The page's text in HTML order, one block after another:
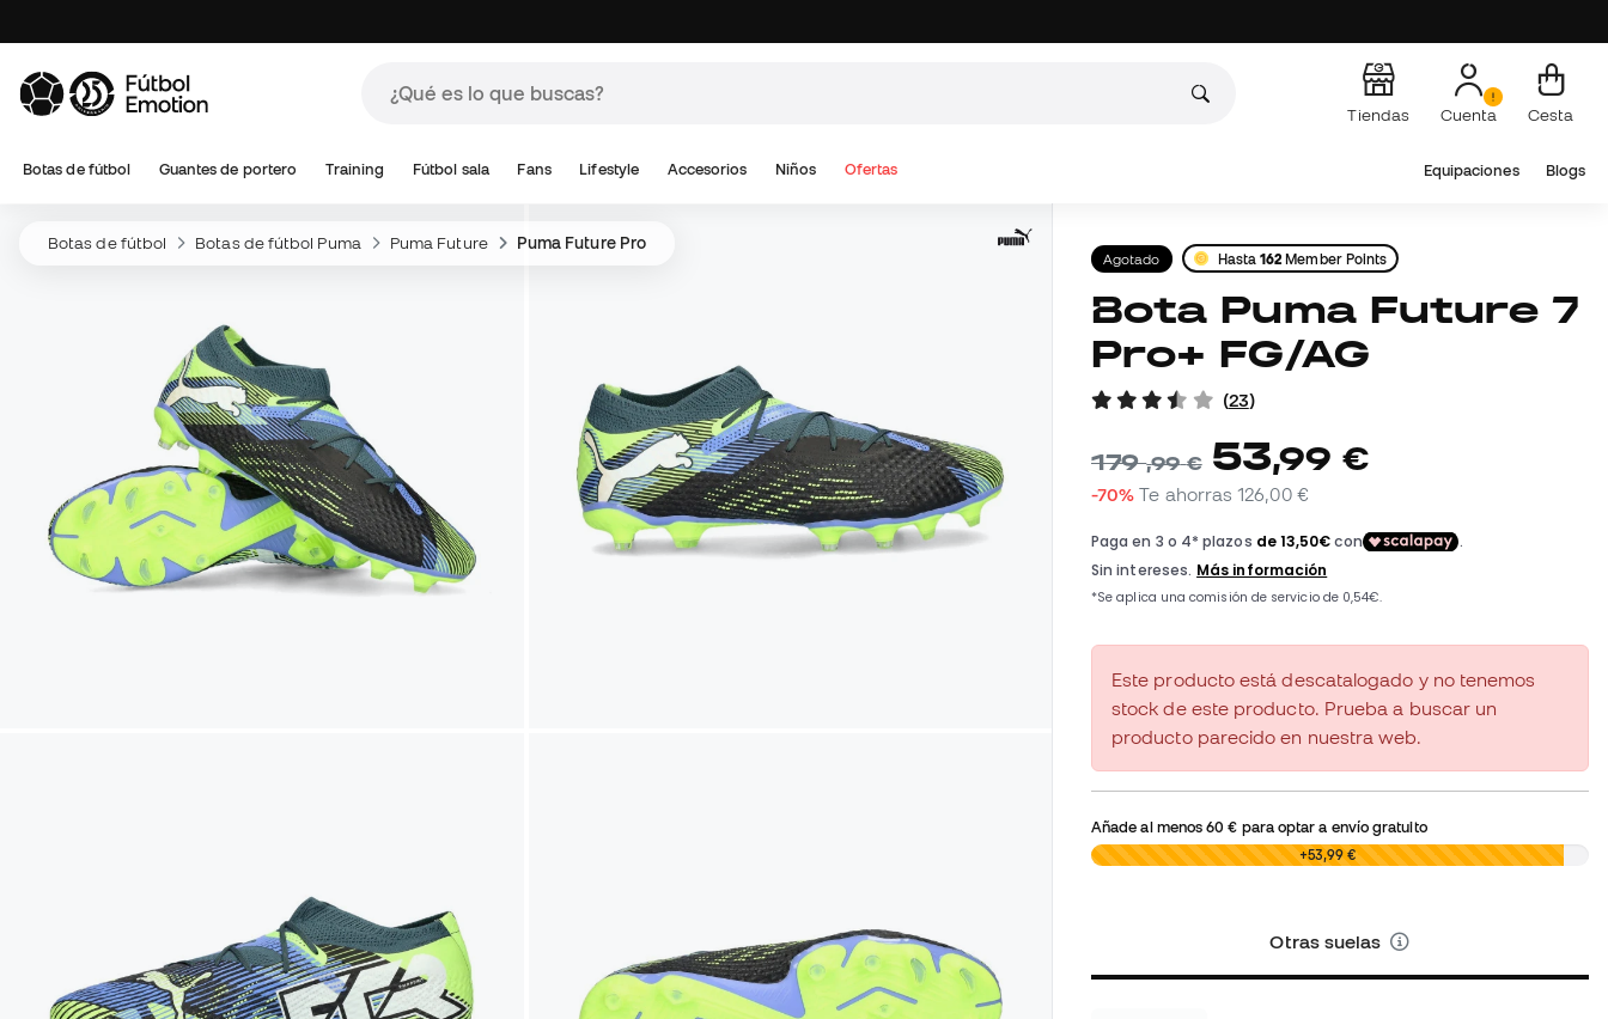
Tiendas Cuenta Cesta
Botas de fútbol Guantes de portero Training Fútbol sala Fans Lifestyle Accesorios Niños Ofertas Equipaciones Blogs
Botas de fútbol Botas de fútbol Puma Puma Future Puma Future Pro
Agotado Hasta162 Member Points
Bota Puma Future 7
Pro+ FG/AG
(23)
179,99 € 53,99 €
-70% Te ahorras126,00 €
Este producto está descatalogado y no tenemos
stock de este producto. Prueba a buscar un
producto parecido en nuestra web.
Añade al menos60 € para optar a envío gratuito
0,00 € +53,99 €
Otras suelas